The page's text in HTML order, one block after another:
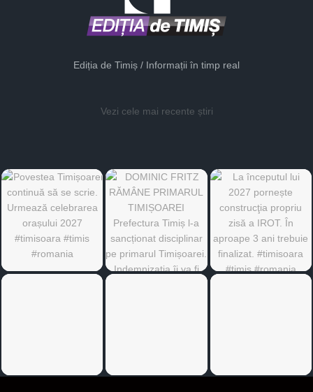
Ediția de Timiș / Informații în timp real
Vezi cele mai recente știri